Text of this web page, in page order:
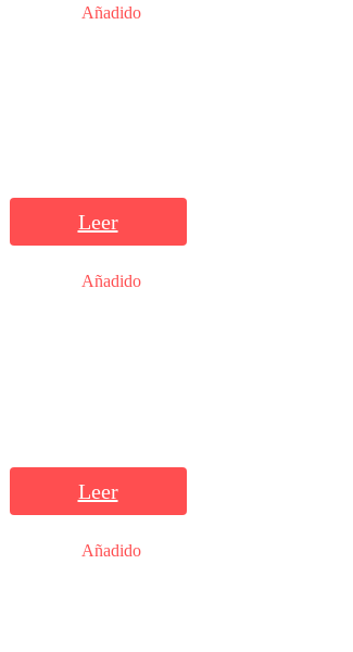
Añadido
Leer
Añadido
Leer
Añadido